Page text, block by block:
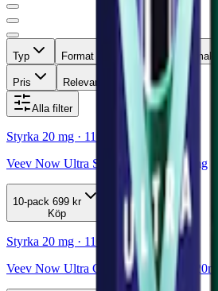
Typ Format Styrka Smak
Pris Relevans
Alla filter
Styrka 20 mg · 1100 Puffar
Veev Now Ultra Strawberry 1100 20mg
10-pack 699 kr
Köp
Styrka 20 mg · 1100 Puffar
Veev Now Ultra Gold Tobacco 1100 20mg